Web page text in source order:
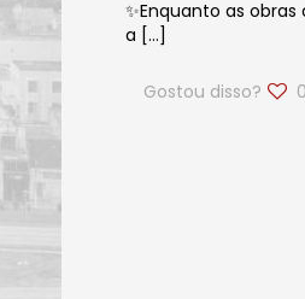
✨Enquanto as
a […]
Gostou disso? 0